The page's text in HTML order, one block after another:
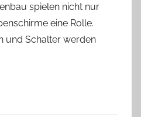
n
A
n
spielen nicht nur
eine Rolle.
und Schalter werden